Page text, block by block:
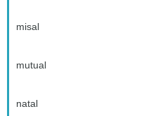
misal
mutual
natal